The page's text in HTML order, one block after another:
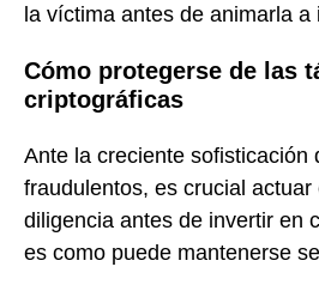
la víctima antes de animarla a
Cómo protegerse de las
criptográficas
Ante la creciente sofisticación
fraudulentos, es crucial actuar
diligencia antes de invertir en
es como puede mantenerse